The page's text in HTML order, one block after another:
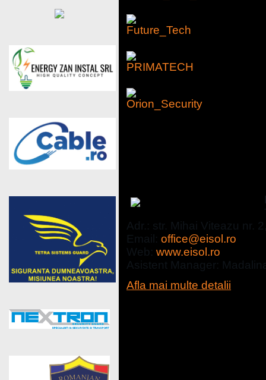
Adr.: str. Mihai Viteazu nr.
Email: office@eisol.ro
Web: www.eisol.ro
Asistent Manager:
Afla mai multe detalii